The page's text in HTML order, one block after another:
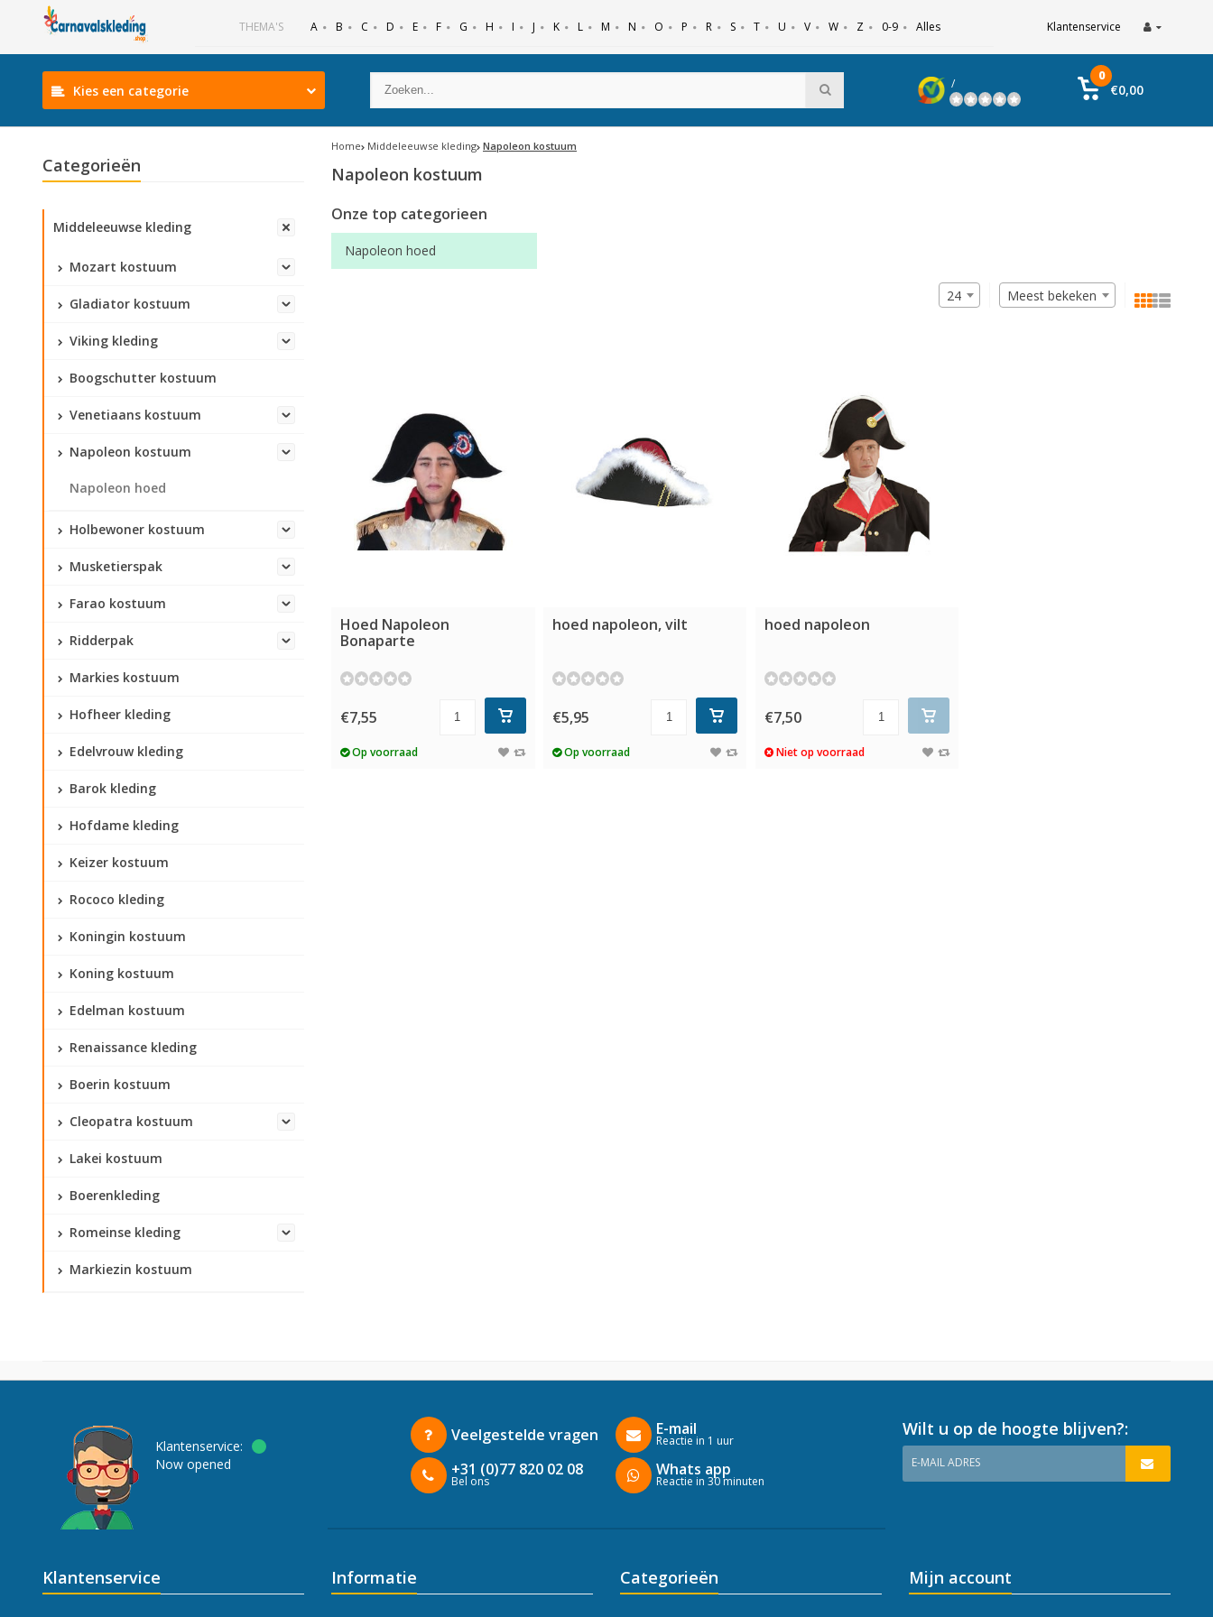
THEMA'S A B C D E F G H I J K L M N O P R S T U V W Z 0-9 Alles Klantenservice
Kies een categorie /
0
€0,00
Categorieën
Middeleeuwse kleding
Mozart kostuum
Gladiator kostuum
Viking kleding
Boogschutter kostuum
Venetiaans kostuum
Napoleon kostuum
Napoleon hoed
Holbewoner kostuum
Musketierspak
Farao kostuum
Ridderpak
Markies kostuum
Hofheer kleding
Edelvrouw kleding
Barok kleding
Hofdame kleding
Keizer kostuum
Rococo kleding
Koningin kostuum
Koning kostuum
Edelman kostuum
Renaissance kleding
Boerin kostuum
Cleopatra kostuum
Lakei kostuum
Boerenkleding
Romeinse kleding
Markiezin kostuum
Home Middeleeuwse kleding Napoleon kostuum
Napoleon kostuum
Onze top categorieen
Napoleon hoed
Meest bekeken
24
Hoed Napoleon
Bonaparte
€7,55
Op voorraad
hoed napoleon, vilt
€5,95
Op voorraad
hoed napoleon
€7,50
Niet op voorraad
Klantenservice:
Now opened
Veelgestelde vragen
+31 (0)77 820 02 08
Bel ons
E-mail
Reactie in 1 uur
Whats app
Reactie in 30 minuten
Wilt u op de hoogte blijven?:
E-MAIL ADRES
Klantenservice Informatie Categorieën Mijn account